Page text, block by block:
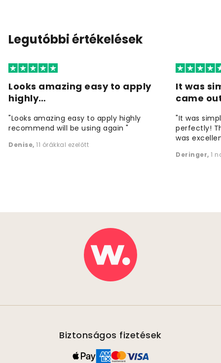
Legutóbbi értékelések
Looks amazing easy to apply
highly…
"Looks amazing easy to apply highly
recommend will be using again "
Denise, 11 órákkal ezelőtt
It was
came
"It was
perfectly!
was
Deringer, 1
Biztonságos fizetések